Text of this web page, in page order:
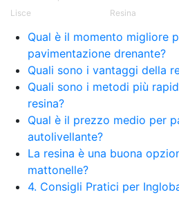
Pavimento epossidico
Applicazioni di Epossidici
Mastice epossidico
bicomponente Malta
bicomponente Pavimento
contro Epossidica Colla
all
Lisce
Resina
Qual è il momento migliore
pavimentazione drenante?
Quali sono i vantaggi della
Quali sono i metodi più
resina?
Qual è il prezzo medio per
autolivellante?
La resina è una buona
mattonelle?
4. Consigli Pratici per